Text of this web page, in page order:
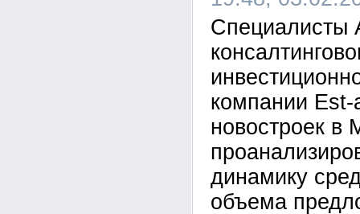
Специалисты
компании
новостроек в
динамику
объема